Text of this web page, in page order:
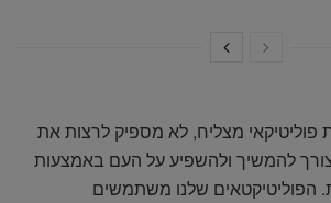
פוליטיקאי מצליח, לא מספיק לרצות את
להמשיך ולהשפיע על העם באמצעות
הפוליטיקטאים שלנו משתמשים